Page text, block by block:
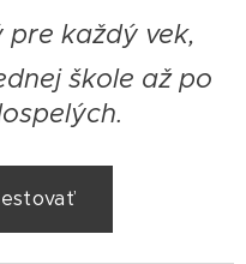
každý vek,
škole až po